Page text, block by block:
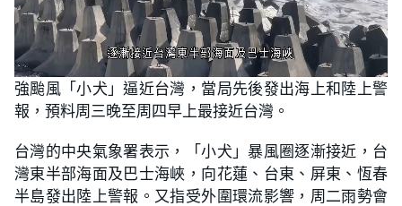
U
n
m
u
t
e
L
o
a
d
e
d
8
.
7
0
%
強颱風「小犬」逼近台灣，當局先後發出海上和陸上警
報，預料周三晚至周四早上最接近台灣。
台灣的中央氣象署表示，「小犬」暴風圈逐漸接近，台
灣東半部海面及巴士海峽，向花蓮、台東、屏東、恆春
半島發出陸上警報。又指受外圍環流影響，周二雨勢會